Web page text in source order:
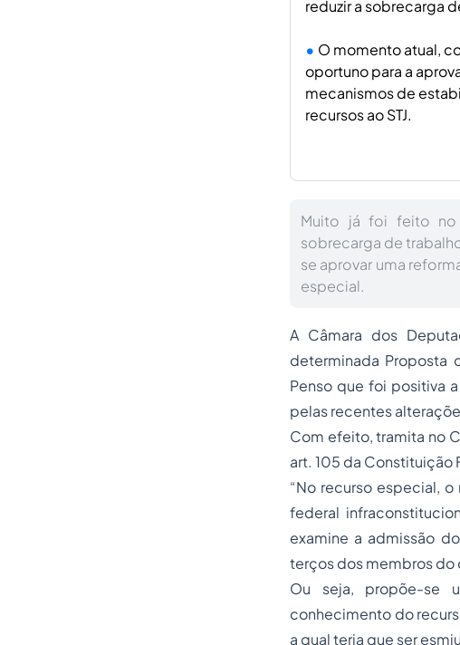
reduzir a sobrecarga
O momento atual,
oportuno para a
mecanismos de
recursos ao STJ.
Muito já foi feito no
sobrecarga de
se aprovar uma
especial.
A Câmara dos
determinada Proposta
Penso que foi positiva
pelas recentes
Com efeito, tramita no
art. 105 da Constituição
“No recurso especial,
federal
examine a admissão
terços dos membros do
Ou seja, propõe-se
conhecimento do
a qual teria que ser